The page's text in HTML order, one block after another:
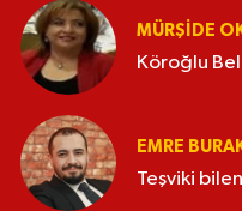
MÜRŞIDE
Köroğlu
EMRE
Teşviki